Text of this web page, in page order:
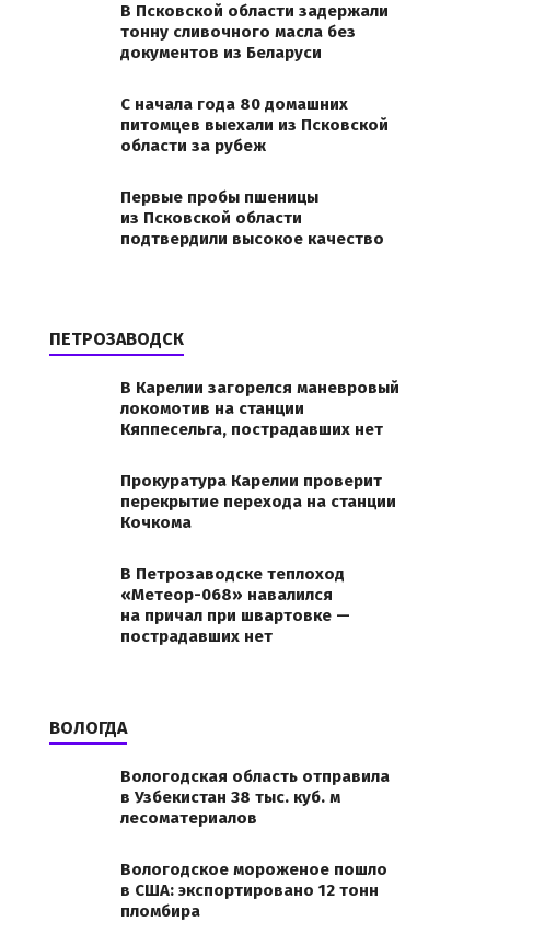
В Псковской области задержали
тонну сливочного масла без
документов из Беларуси
С начала года 80 домашних
питомцев выехали из Псковской
области за рубеж
Первые пробы пшеницы
из Псковской области
подтвердили высокое качество
ПЕТРОЗАВОДСК
В Карелии загорелся маневровый
локомотив на станции
Кяппесельга, пострадавших нет
Прокуратура Карелии проверит
перекрытие перехода на станции
Кочкома
В Петрозаводске теплоход
«Метеор-068» навалился
на причал при швартовке —
пострадавших нет
ВОЛОГДА
Вологодская область отправила
в Узбекистан 38 тыс. куб. м
лесоматериалов
Вологодское мороженое пошло
в США: экспортировано 12 тонн
пломбира